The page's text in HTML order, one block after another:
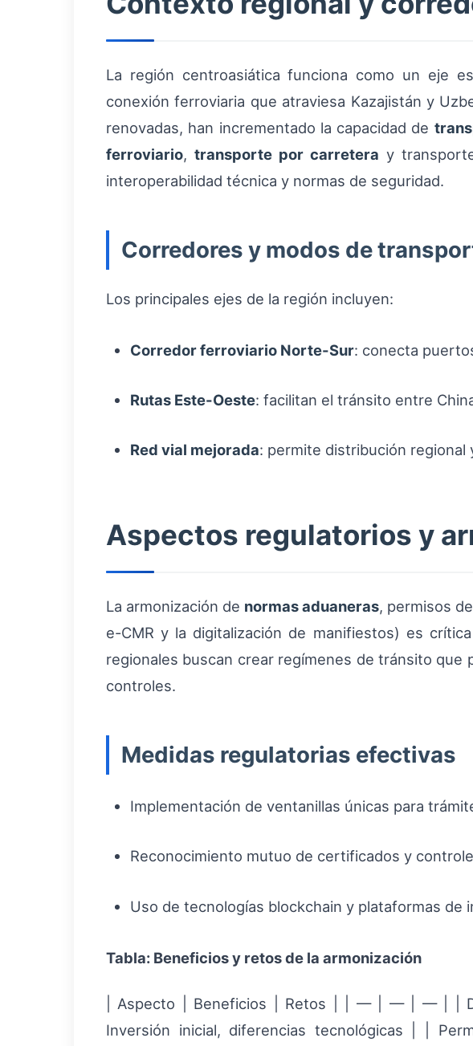
La región centroasiática funciona como un eje
conexión ferroviaria que atraviesa Kazajistán y
renovadas, han incrementado la capacidad de
ferroviario, transporte por carretera y
interoperabilidad técnica y normas de seguridad.
Corredores y modos de
Los principales ejes de la región incluyen:
Corredor ferroviario Norte-Sur: conecta
Rutas Este-Oeste: facilitan el tránsito entre
Red vial mejorada: permite distribución regional
Aspectos regulatorios y
La armonización de normas aduaneras, permisos
e-CMR y la digitalización de manifiestos) es
regionales buscan crear regímenes de tránsito que
controles.
Medidas regulatorias efectivas
Implementación de ventanillas únicas para
Reconocimiento mutuo de certificados y
Uso de tecnologías blockchain y plataformas de
Tabla: Beneficios y retos de la armonización
| Aspecto | Beneficios | Retos | | — | — | — | |
Inversión inicial, diferencias tecnológicas | |